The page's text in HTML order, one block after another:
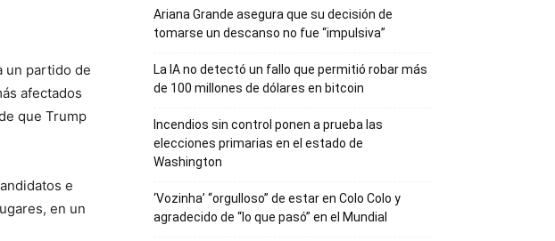
un partido de
afectados
que Trump
e
en un
Ariana Grande asegura que su decisión de
tomarse un descanso no fue “impulsiva”
La IA no detectó un fallo que permitió robar más
de 100 millones de dólares en bitcoin
Incendios sin control ponen a prueba las
elecciones primarias en el estado de
Washington
‘Vozinha’ “orgulloso” de estar en Colo Colo y
agradecido de “lo que pasó” en el Mundial